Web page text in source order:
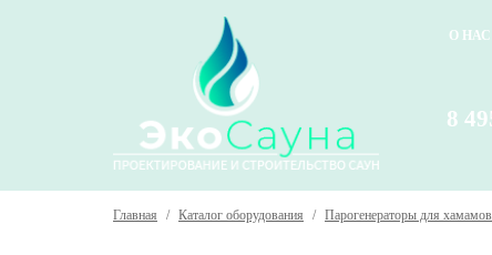
О НАС
8
Главная / Каталог оборудования / Парогенераторы для